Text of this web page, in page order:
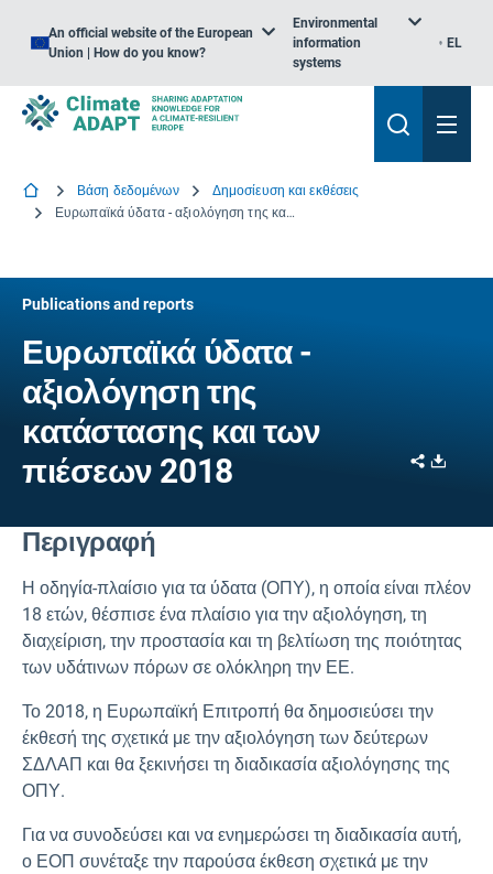
An official website of the European
Union | How do you know?
Environmental
information
systems
EL
Βάση δεδομένων
Δημοσίευση και εκθέσεις
Ευρωπαϊκά ύδατα - αξιολόγηση της κατάστασης και των πιέσεων 2018
Publications and reports
Ευρωπαϊκά ύδατα -
αξιολόγηση της
κατάστασης και των
πιέσεων 2018
Share
Περιγραφή
Η οδηγία-πλαίσιο για τα ύδατα (ΟΠΥ), η οποία είναι πλέον
18 ετών, θέσπισε ένα πλαίσιο για την αξιολόγηση, τη
διαχείριση, την προστασία και τη βελτίωση της ποιότητας
των υδάτινων πόρων σε ολόκληρη την ΕΕ.
Το 2018, η Ευρωπαϊκή Επιτροπή θα δημοσιεύσει την
έκθεσή της σχετικά με την αξιολόγηση των δεύτερων
ΣΔΛΑΠ και θα ξεκινήσει τη διαδικασία αξιολόγησης της
ΟΠΥ.
Για να συνοδεύσει και να ενημερώσει τη διαδικασία αυτή,
ο ΕΟΠ συνέταξε την παρούσα έκθεση σχετικά με την